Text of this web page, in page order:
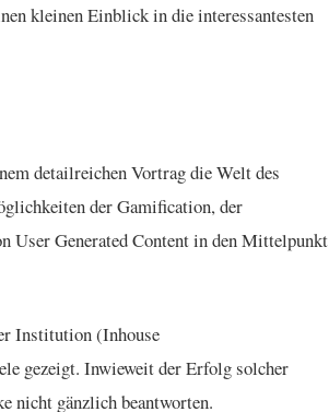
kleinen Einblick in die interessantesten
detailreichen Vortrag die Welt des
der Gamification, der
User Generated Content in den Mittelpunkt
Institution (Inhouse
gezeigt. Inwieweit der Erfolg solcher
nicht gänzlich beantworten.